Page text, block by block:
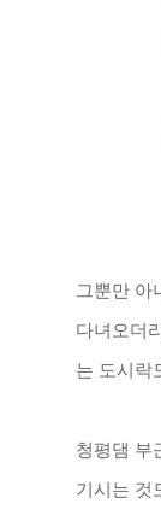
그뿐만 아
다녀오더
는 도시락
청평댐 부
기시는 것